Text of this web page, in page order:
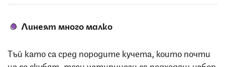
Линеят много малко
Тъй като са сред породите кучета, които почти